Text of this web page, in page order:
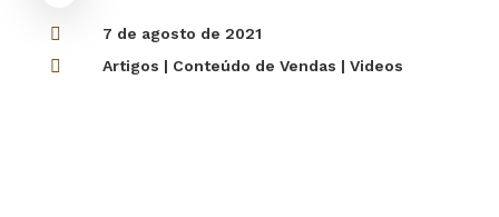
 7 de agosto de 2021
 Artigos | Conteúdo de Vendas | Videos